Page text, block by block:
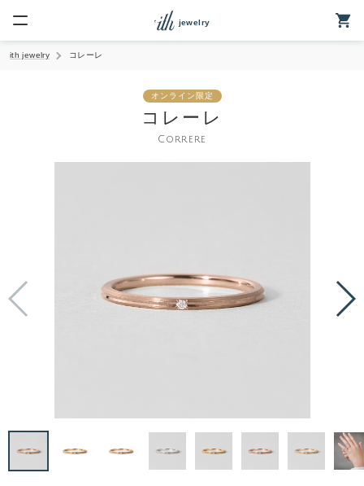
jewelry
トップ
グ
ith jewelry コレーレ
オンライン限定
コレーレ
Correre